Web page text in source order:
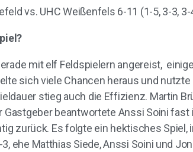
vs. UHC Weißenfels 6-11 (1-5, 3-3, 3-
mit elf Feldspielern angereist,
sich viele Chancen heraus und
stieg auch die Effizienz. Martin
beantwortete Anssi Soini
zurück. Es folgte ein hektisches
ehe Matthias Siede, Anssi Soini und